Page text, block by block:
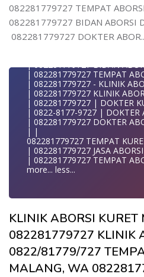
082281779727 TEMPAT
082281779727 BIDAN ABORSI
082281779727 DOKTER
| WA 082281779727| | BIDAN
| | TEMPAT ABORSI DI
| | 0822-8177-9727 KLINIK
| 082281779727 TEMPAT
| 082281779727 - KLINIK
| 082281779727 KLINIK
| 082281779727 | DOKTER
| 0822-8177-9727 | DOKTER
| 082281779727 DOKTER
| |
082281779727 TEMPAT
| 082281779727 JASA
| 082281779727 TEMPAT
more... less...
KLINIK ABORSI
082281779727 KLINIK
0822/81779/727
MALANG, WA